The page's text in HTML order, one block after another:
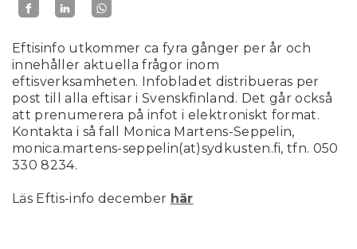
Eftisinfo utkommer ca fyra gånger per år och
innehåller aktuella frågor inom
eftisverksamheten. Infobladet distribueras per
post till alla eftisar i Svenskfinland. Det går också
att prenumerera på infot i elektroniskt format.
Kontakta i så fall Monica Martens-Seppelin,
monica.martens-seppelin(at)sydkusten.fi, tfn. 050
330 8234.
Läs Eftis-info december här